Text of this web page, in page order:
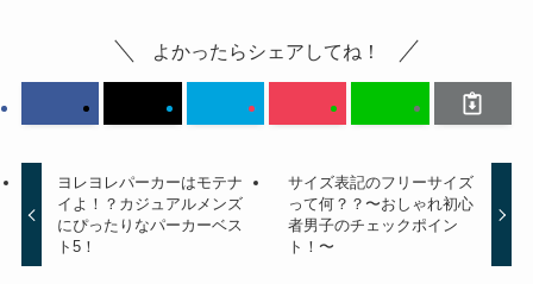
よかったらシェアしてね！
ヨレヨレパーカーはモテナ
イよ！？カジュアルメンズ
にぴったりなパーカーベス
ト5！
サイズ表記のフリーサイズ
って何？？〜おしゃれ初心
者男子のチェックポイン
ト！〜